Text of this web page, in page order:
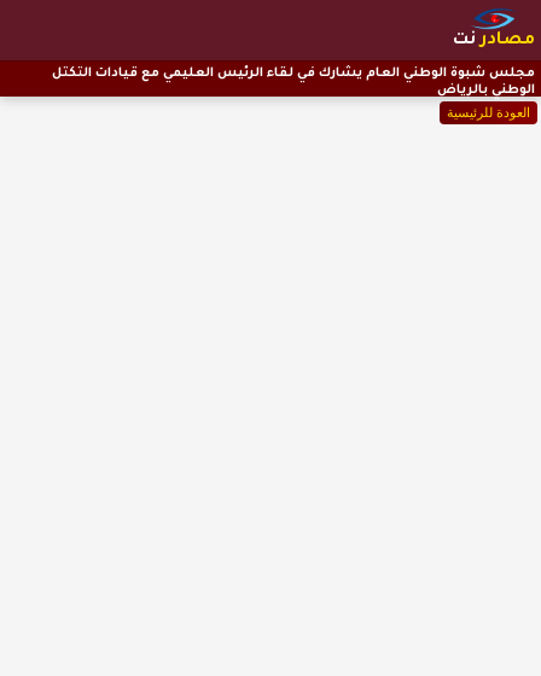
مصادرنت
العودة للرئيسية
مجلس شبوة الوطني العام يشارك في لقاء الرئيس العليمي مع قيادات التكتل
الوطني بالرياض